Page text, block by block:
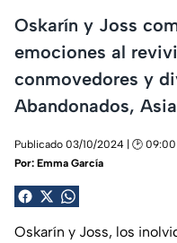
Oskarín y Joss
emociones al
conmovedores y
Abandonados,
Publicado 03/10/2024 | 🕑 09:00
Por: Emma García
Oskarín y Joss, los